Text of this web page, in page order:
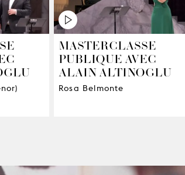
MASTERCLASSE
PUBLIQUE AVEC
ALAIN ALTINOGLU
Rosa Belmonte